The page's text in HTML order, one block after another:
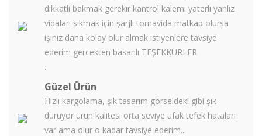
dıkkatli bakmak gerekır kantrol kalemi yaterli yanlız
vidaları sıkmak için şarjlı tornavida matkap olursa
işiniz daha kolay olur almak istiyenlere tavsiye
ederim gercekten basarılı TEŞEKKÜRLER
.
Güzel Ürün
Hızlı kargolama, şık tasarım görseldeki gibi şık
duruyor ürün kalitesi orta seviye ufak tefek hataları
var ama olur o kadar tavsiye ederim...